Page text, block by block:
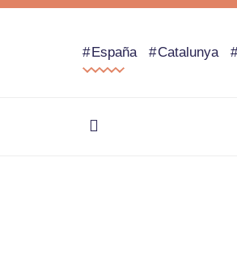
España Catalunya